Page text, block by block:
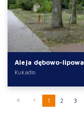
Aleja dębowo-lipowa
Kukadło
1 2 3